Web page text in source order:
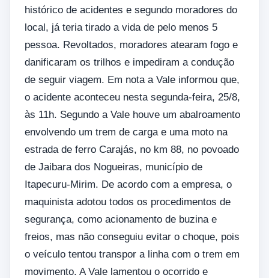
histórico de acidentes e segundo moradores do
local, já teria tirado a vida de pelo menos 5
pessoa. Revoltados, moradores atearam fogo e
danificaram os trilhos e impediram a condução
de seguir viagem. Em nota a Vale informou que,
o acidente aconteceu nesta segunda-feira, 25/8,
às 11h. Segundo a Vale houve um abalroamento
envolvendo um trem de carga e uma moto na
estrada de ferro Carajás, no km 88, no povoado
de Jaibara dos Nogueiras, município de
Itapecuru-Mirim. De acordo com a empresa, o
maquinista adotou todos os procedimentos de
segurança, como acionamento de buzina e
freios, mas não conseguiu evitar o choque, pois
o veículo tentou transpor a linha com o trem em
movimento. A Vale lamentou o ocorrido e